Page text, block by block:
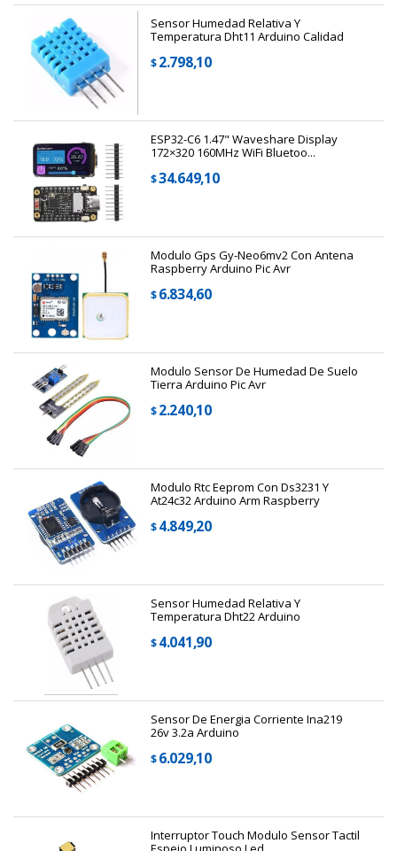
Sensor Humedad Relativa Y
Temperatura Dht11 Arduino Calidad
$2.798,10
ESP32-C6 1.47" Waveshare Display
172×320 160MHz WiFi Bluetoo...
$34.649,10
Modulo Gps Gy-Neo6mv2 Con Antena
Raspberry Arduino Pic Avr
$6.834,60
Modulo Sensor De Humedad De Suelo
Tierra Arduino Pic Avr
$2.240,10
Modulo Rtc Eeprom Con Ds3231 Y
At24c32 Arduino Arm Raspberry
$4.849,20
Sensor Humedad Relativa Y
Temperatura Dht22 Arduino
$4.041,90
Sensor De Energia Corriente Ina219
26v 3.2a Arduino
$6.029,10
Interruptor Touch Modulo Sensor Tactil